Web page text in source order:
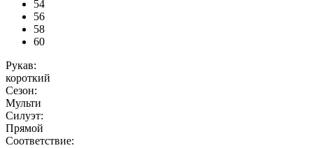
54
56
58
60
Рукав:
короткий
Сезон:
Мульти
Силуэт:
Прямой
Соответствие: